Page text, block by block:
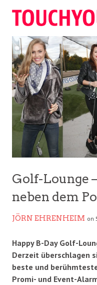
Golf-Lounge
neben dem
JÖRN EHRENHEIM on
Happy B-Day Golf-
Derzeit überschlagen
beste und
Promi- und Event-